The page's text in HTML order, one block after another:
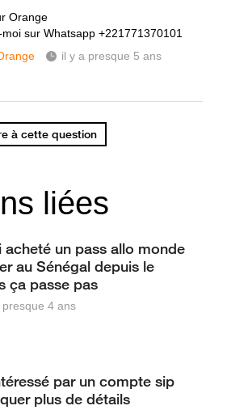
Orange
sur Whatsapp +221771370101
il y a presque 5 ans
à cette question
liées
acheté un pass allo monde
au Sénégal depuis le
ça passe pas
presque 4 ans
par un compte sip
plus de détails